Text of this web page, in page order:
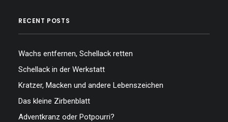
RECENT POSTS
Wachs entfernen, Schellack retten
Schellack in der Werkstatt
Kratzer, Macken und andere Lebenszeichen
Das kleine Zirbenblatt
Adventkranz oder Potpourri?